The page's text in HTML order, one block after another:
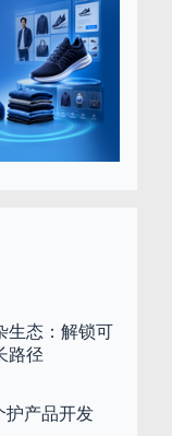
生态：解锁可
路径
护产品开发